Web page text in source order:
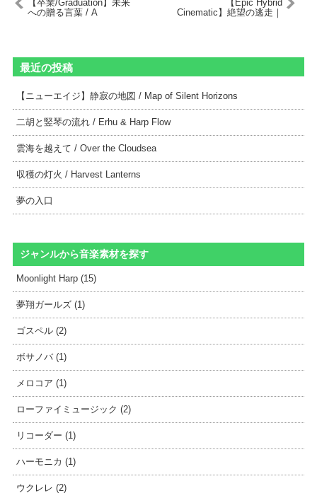
【卒業/Graduation】未来
への贈る言葉 / A
【Epic Hybrid
Cinematic】絶望の逃走｜
Desperate Escape
最近の投稿
【ニューエイジ】静寂の地図 / Map of Silent Horizons
二胡と竪琴の流れ / Erhu & Harp Flow
雲海を越えて / Over the Cloudsea
収穫の灯火 / Harvest Lanterns
夢の入口
ジャンルから音楽素材を探す
Moonlight Harp (15)
夢翔ガールズ (1)
ゴスペル (2)
ボサノバ (1)
メロコア (1)
ローファイミュージック (2)
リコーダー (1)
ハーモニカ (1)
ウクレレ (2)